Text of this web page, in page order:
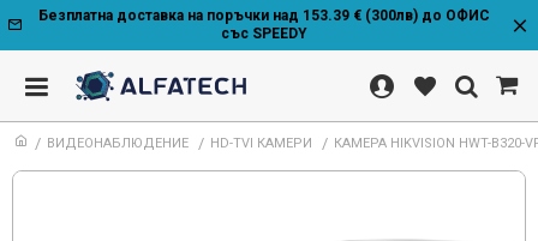
Безплатна доставка на поръчки над 153.39 € (300лв) до ОФИС
със SPEEDY
ВИДЕОНАБЛЮДЕНИЕ HD-TVI КАМЕРИ КАМЕРА HIKVISION HWT-B320-